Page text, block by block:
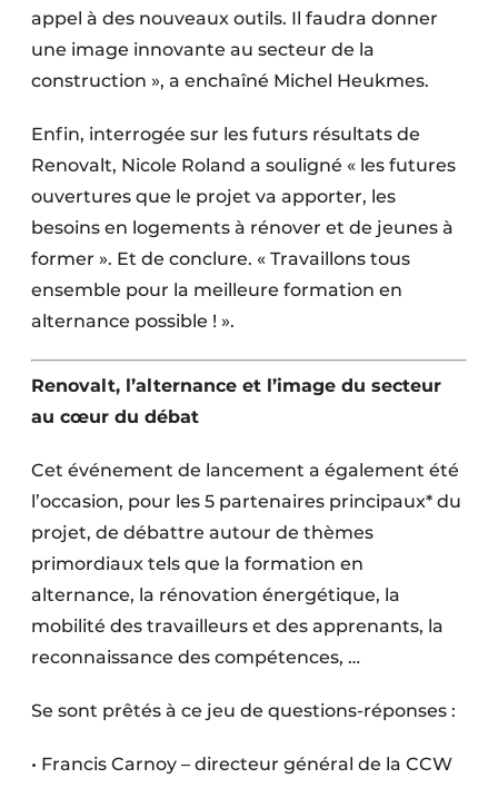
appel à des nouveaux outils. Il faudra donner
une image innovante au secteur de la
construction », a enchaîné Michel Heukmes.
Enfin, interrogée sur les futurs résultats de
Renovalt, Nicole Roland a souligné « les futures
ouvertures que le projet va apporter, les
besoins en logements à rénover et de jeunes à
former ». Et de conclure. « Travaillons tous
ensemble pour la meilleure formation en
alternance possible ! ».
Renovalt, l’alternance et l’image du secteur
au cœur du débat
Cet événement de lancement a également été
l’occasion, pour les 5 partenaires principaux* du
projet, de débattre autour de thèmes
primordiaux tels que la formation en
alternance, la rénovation énergétique, la
mobilité des travailleurs et des apprenants, la
reconnaissance des compétences, …
Se sont prêtés à ce jeu de questions-réponses :
• Francis Carnoy – directeur général de la CCW